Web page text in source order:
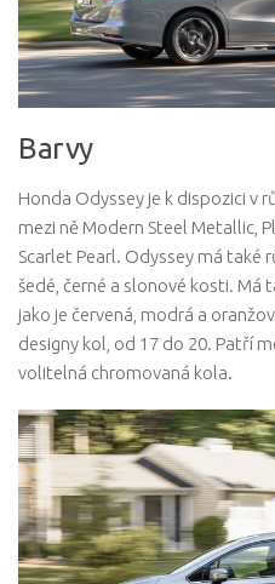
Barvy
Honda Odyssey je k dispozici v
mezi ně Modern Steel Metallic,
Scarlet Pearl. Odyssey má také
šedé, černé a slonové kosti. Má
jako je červená, modrá a
designy kol, od 17 do 20. Patří
volitelná chromovaná kola.